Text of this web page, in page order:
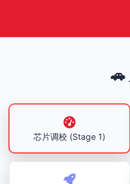
🚗
芯片调校 (Stage 1)